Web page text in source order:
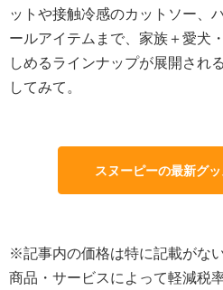
ットや接触冷感のカットソー、
ールアイテムまで、家族＋愛犬
しめるラインナップが展開され
してみて。
スヌーピーの最新グ
※記事内の価格は特に記載がな
商品・サービスによって軽減税